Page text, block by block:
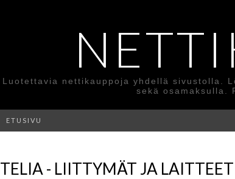
Luotettavia nettikauppoja yhdellä sivustolla.
sekä osamaksulla.
ETUSIVU
TELIA - LIITTYMÄT JA LAITTEET